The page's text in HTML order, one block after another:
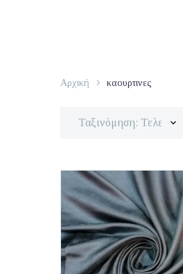
Αρχική καουρτινες
Ταξινόμηση: Τελευταία